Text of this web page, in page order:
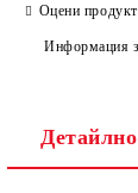
Ние ще се
Оцени
Информация